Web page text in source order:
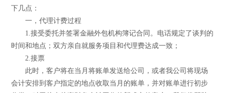
下几点：
一，代理计费过程
1.接受委托并签署金融外包机构簿记合同。电话规定了谈判的
时间和地点；双方亲自就服务项目和代理费达成一致；
2.接票
此时，客户将在当月将账单发送给公司，或者我公司将现场
会计安排到客户指定的地点收取当月的账单，并对账单进行初步